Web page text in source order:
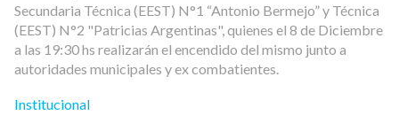
Secundaria Técnica (EEST) N°1 “Antonio Bermejo” y Técnica
(EEST) N°2 "Patricias Argentinas", quienes el 8 de Diciembre
a las 19:30 hs realizarán el encendido del mismo junto a
autoridades municipales y ex combatientes.
Institucional